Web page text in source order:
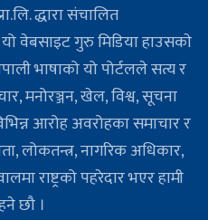
द्धारा संचालित
वेबसाइट गुरु मिडिया हाउसकाे
भाषाको यो पोर्टलले सत्य र
मनोरञ्जन, खेल, विश्व, सूचना
आरोह अवरोहका समाचार र
लोकतन्त्र, नागरिक अधिकार,
राष्ट्रको पहरेदार भएर हामी
छौ ।